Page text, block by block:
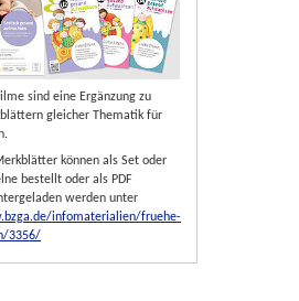
sind eine Ergänzung zu
gleicher Thematik für
können als Set oder
bestellt oder als PDF
werden unter
infomaterialien/fruehe-
3356/